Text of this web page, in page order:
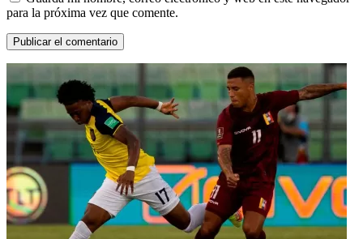
para la próxima vez que comente.